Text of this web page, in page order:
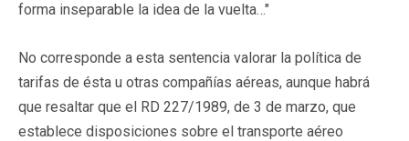
forma inseparable la idea de la vuelta…"
No corresponde a esta sentencia valorar la política de
tarifas de ésta u otras compañías aéreas, aunque habrá
que resaltar que el RD 227/1989, de 3 de marzo, que
establece disposiciones sobre el transporte aéreo